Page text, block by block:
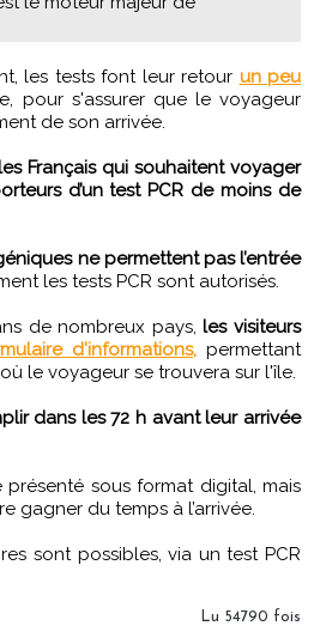
les tests font leur retour un peu
pour s'assurer que le voyageur
de son arrivée.
Français qui souhaitent voyager
d’un test PCR de moins de
ne permettent pas l’entrée
les tests PCR sont autorisés.
de nombreux pays,les visiteurs
d'informations, permettant
le voyageur se trouvera sur l'île.
dans les 72 h avant leur arrivée
sous format digital, mais
gagner du temps à l’arrivée.
sont possibles, via un test PCR
Lu 54790 fois